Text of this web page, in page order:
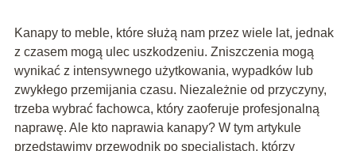
Kanapy to meble, które służą nam przez wiele lat, jednak
z czasem mogą ulec uszkodzeniu. Zniszczenia mogą
wynikać z intensywnego użytkowania, wypadków lub
zwykłego przemijania czasu. Niezależnie od przyczyny,
trzeba wybrać fachowca, który zaoferuje profesjonalną
naprawę. Ale kto naprawia kanapy? W tym artykule
przedstawimy przewodnik po specjalistach, którzy